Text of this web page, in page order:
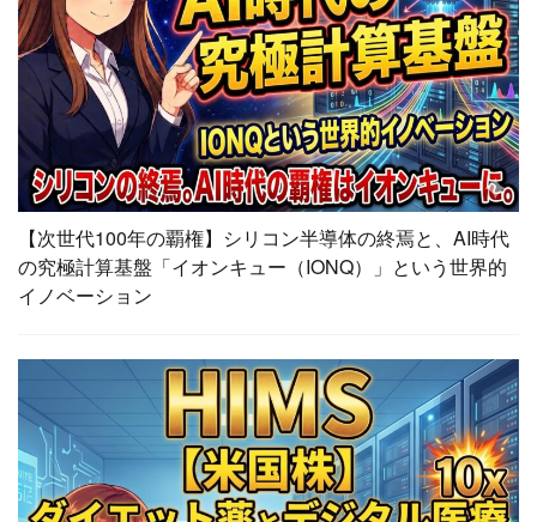
【次世代100年の覇権】シリコン半導体の終焉と、AI時代
の究極計算基盤「イオンキュー（IONQ）」という世界的
イノベーション